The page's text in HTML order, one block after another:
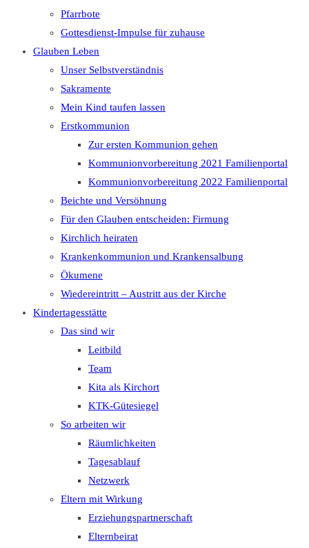
Pfarrbote
Gottesdienst-Impulse für zuhause
Glauben Leben
Unser Selbstverständnis
Sakramente
Mein Kind taufen lassen
Erstkommunion
Zur ersten Kommunion gehen
Kommunionvorbereitung 2021 Familienportal
Kommunionvorbereitung 2022 Familienportal
Beichte und Versöhnung
Für den Glauben entscheiden: Firmung
Kirchlich heiraten
Krankenkommunion und Krankensalbung
Ökumene
Wiedereintritt – Austritt aus der Kirche
Kindertagesstätte
Das sind wir
Leitbild
Team
Kita als Kirchort
KTK-Gütesiegel
So arbeiten wir
Räumlichkeiten
Tagesablauf
Netzwerk
Eltern mit Wirkung
Erziehungspartnerschaft
Elternbeirat